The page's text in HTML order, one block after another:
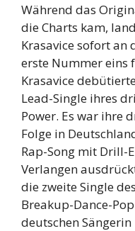
Während das
die Charts kam,
Krasavice sofort an
erste Nummer eins
Krasavice
Lead-Single ihres
Power. Es war ihre
Folge in
Rap-Song mit Drill-
Verlangen
die zweite Single
Breakup-Dance-
deutschen Sängerin